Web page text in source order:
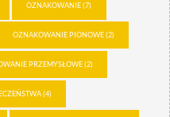
OZNAKOWANIE(7)
OZNAKOWANIE PIONOWE(2)
PRZEMYSŁOWE(2)
(4)